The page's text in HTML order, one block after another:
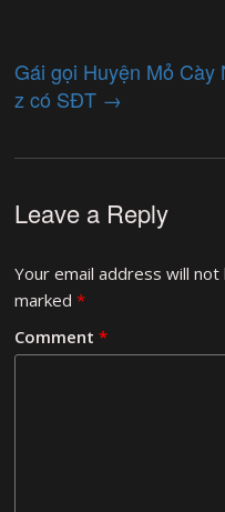
Gái gọi Huyện Mỏ Cày
z có SĐT →
Leave a Reply
Your email address will not
marked*
Comment*